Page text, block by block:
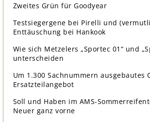
Zweites Grün für Goodyear
Testsiegergene bei Pirelli und
Enttäuschung bei Hankook
Wie sich Metzelers „Sportec 01“ und
unterscheiden
Um 1.300 Sachnummern ausgebautes
Ersatzteilangebot
Soll und Haben im AMS-
Neuer ganz vorne